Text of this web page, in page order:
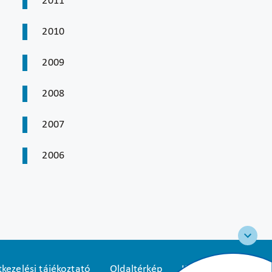
2010
2009
2008
2007
2006
tájékoztató Oldaltérkép Közadatkereső